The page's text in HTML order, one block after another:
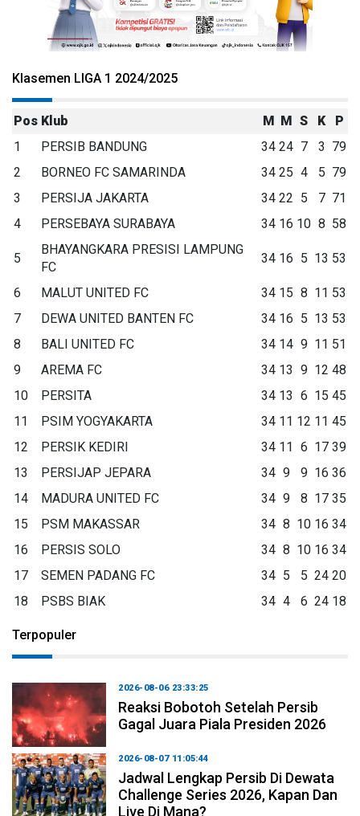
Klasemen LIGA 1 2024/2025
Pos Klub M M S K
P
1
PERSIB BANDUNG 34 24 7 3 79
2
BORNEO FC SAMARINDA 34 25 4 5 79
3
PERSIJA JAKARTA 34 22 5 7 71
4
PERSEBAYA SURABAYA 34 16 10 8 58
5
BHAYANGKARA PRESISI LAMPUNG
FC
34 16 5 13 53
6 MALUT UNITED FC 34 15 8 11 53
7
DEWA UNITED BANTEN FC 34 16 5 13 53
8
BALI UNITED FC 34 14 9 11 51
9
AREMA FC 34 13 9 12 48
10
PERSITA 34 13 6 15 45
11
PSIM YOGYAKARTA 34 11 12 11 45
12
PERSIK KEDIRI 34 11 6 17 39
13
PERSIJAP JEPARA 34 9 9 16 36
14
MADURA UNITED FC 34 9 8 17 35
15
PSM MAKASSAR 34 8 10 16 34
16
PERSIS SOLO 34 8 10 16 34
17
SEMEN PADANG FC 34 5 5 24 20
18
PSBS BIAK 34 4 6 24 18
Terpopuler
2026-08-06 23:33:25
Reaksi Bobotoh Setelah Persib
Gagal Juara Piala Presiden 2026
2026-08-07 11:05:44
Jadwal Lengkap Persib Di Dewata
Challenge Series 2026, Kapan Dan
Live Di Mana?